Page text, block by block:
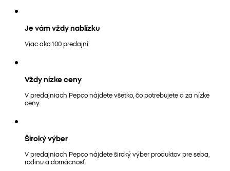
Je vám vždy nablízku
Viac ako 100 predajní.
Vždy nízke ceny
V predajniach Pepco nájdete všetko, čo potrebujete a za nízke
ceny.
Široký výber
V predajniach Pepco nájdete široký výber produktov pre seba,
rodinu a domácnosť.